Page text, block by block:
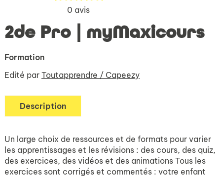
0 avis
2de Pro | myMaxicours
Formation
Edité par Toutapprendre / Capeezy
Description
Un large choix de ressources et de formats pour varier
les apprentissages et les révisions : des cours, des quiz,
des exercices, des vidéos et des animations Tous les
exercices sont corrigés et commentés : votre enfant